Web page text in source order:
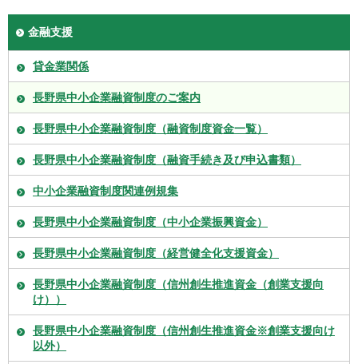
金融支援
貸金業関係
長野県中小企業融資制度のご案内
長野県中小企業融資制度（融資制度資金一覧）
長野県中小企業融資制度（融資手続き及び申込書類）
中小企業融資制度関連例規集
長野県中小企業融資制度（中小企業振興資金）
長野県中小企業融資制度（経営健全化支援資金）
長野県中小企業融資制度（信州創生推進資金（創業支援向
け））
長野県中小企業融資制度（信州創生推進資金※創業支援向け
以外）